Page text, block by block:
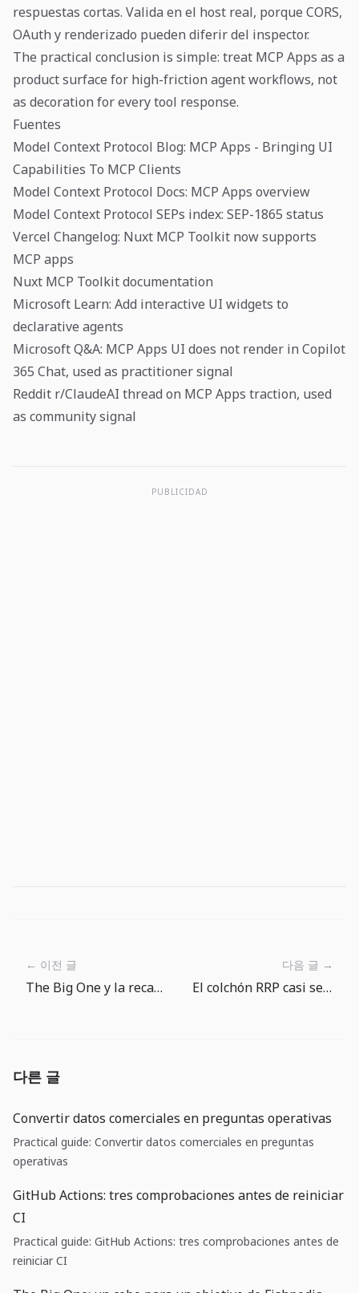
respuestas cortas. Valida en el host real, porque CORS,
OAuth y renderizado pueden diferir del inspector.
The practical conclusion is simple: treat MCP Apps as a
product surface for high-friction agent workflows, not
as decoration for every tool response.
Fuentes
Model Context Protocol Blog: MCP Apps - Bringing UI
Capabilities To MCP Clients
Model Context Protocol Docs: MCP Apps overview
Model Context Protocol SEPs index: SEP-1865 status
Vercel Changelog: Nuxt MCP Toolkit now supports
MCP apps
Nuxt MCP Toolkit documentation
Microsoft Learn: Add interactive UI widgets to
declarative agents
Microsoft Q&A: MCP Apps UI does not render in Copilot
365 Chat, used as practitioner signal
Reddit r/ClaudeAI thread on MCP Apps traction, used
as community signal
PUBLICIDAD
← 이전 글
The Big One y la recarga de energía: entre Ver anuncio y recarga gratis
다음 글 →
El colchón RRP casi se agotó: el coste del dólar depende de la fontanería financiera
다른 글
Convertir datos comerciales en preguntas operativas
Practical guide: Convertir datos comerciales en preguntas
operativas
GitHub Actions: tres comprobaciones antes de reiniciar
CI
Practical guide: GitHub Actions: tres comprobaciones antes de
reiniciar CI